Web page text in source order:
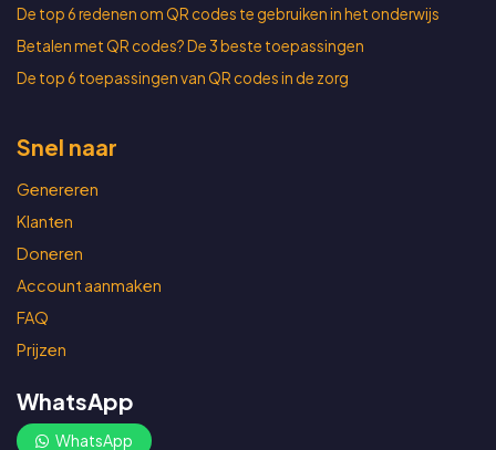
De top 6 redenen om QR codes te gebruiken in het onderwijs
Betalen met QR codes? De 3 beste toepassingen
De top 6 toepassingen van QR codes in de zorg
Snel naar
Genereren
Klanten
Doneren
Account aanmaken
FAQ
Prijzen
WhatsApp
WhatsApp